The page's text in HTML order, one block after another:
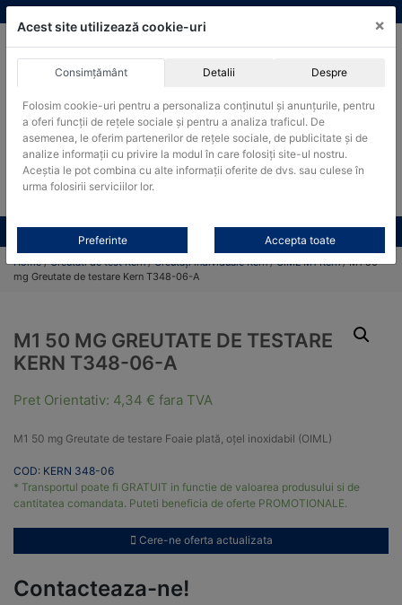
Skip
to
Produsele pot fi achizitionate si in sistemul SEAP / SICAP
Products
search
CAUTARE
Toate produsele CONTACT
Home/Greutati de test Kern/Greutăți individuale Kern/OIML M1 Kern/ M1 50
mg Greutate de testare Kern T348-06-A
M1 50 MG GREUTATE DE TESTARE
KERN T348-06-A
Pret Orientativ: 4,34 € fara TVA
M1 50 mg Greutate de testare Foaie plată, oțel inoxidabil (OIML)
COD: KERN 348-06
* Transportul poate fi GRATUIT in functie de valoarea produsului si de
cantitatea comandata. Puteti beneficia de oferte PROMOTIONALE.
Cere-ne oferta actualizata
Contacteaza-ne!
Acest site utilizează cookie-uri ×
Consimțământ Detalii Despre
Folosim cookie-uri pentru a personaliza conținutul și anunțurile, pentru
a oferi funcții de rețele sociale și pentru a analiza traficul. De
asemenea, le oferim partenerilor de rețele sociale, de publicitate și de
analize informații cu privire la modul în care folosiți site-ul nostru.
Aceștia le pot combina cu alte informații oferite de dvs. sau culese în
urma folosirii serviciilor lor.
Preferinte Accepta toate